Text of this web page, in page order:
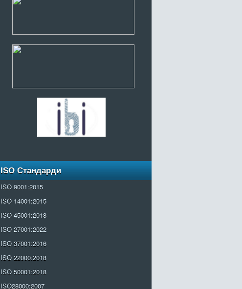
ISO Стандарди
ISO 9001:2015
ISO 14001:2015
ISO 45001:2018
ISO 27001:2022
ISO 37001:2016
ISO 22000:2018
ISO 50001:2018
ISO28000:2007